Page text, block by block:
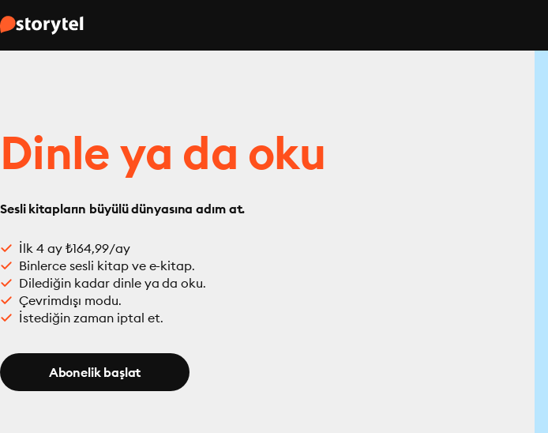
Dinle ya da oku
Sesli kitapların büyülü dünyasına adım at.
İlk 4 ay ₺164,99/ay
Binlerce sesli kitap ve e-kitap.
Dilediğin kadar dinle ya da oku.
Çevrimdışı modu.
İstediğin zaman iptal et.
Abonelik başlat